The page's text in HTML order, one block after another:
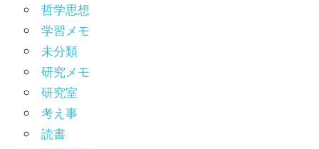
哲学思想
学習メモ
未分類
研究メモ
研究室
考え事
読書